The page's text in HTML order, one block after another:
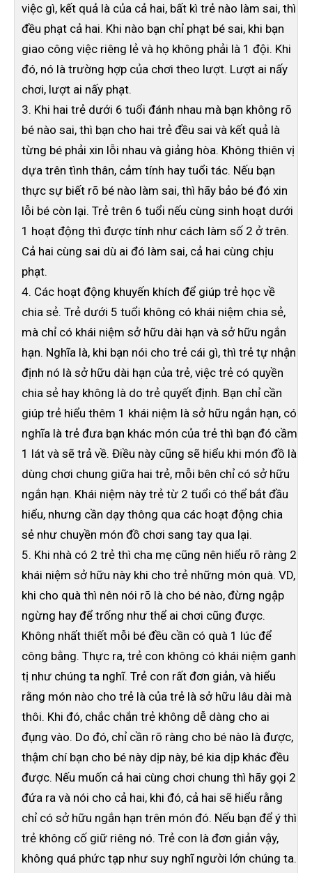
việc gì, kết quả là của cả hai, bất kì trẻ nào làm sai, thì
đều phạt cả hai. Khi nào bạn chỉ phạt bé sai, khi bạn
giao công việc riêng lẻ và họ không phải là 1 đội. Khi
đó, nó là trường hợp của chơi theo lượt. Lượt ai nấy
chơi, lượt ai nấy phạt.
3. Khi hai trẻ dưới 6 tuổi đánh nhau mà bạn không rõ
bé nào sai, thì bạn cho hai trẻ đều sai và kết quả là
từng bé phải xin lỗi nhau và giảng hòa. Không thiên vị
dựa trên tình thân, cảm tính hay tuổi tác. Nếu bạn
thực sự biết rõ bé nào làm sai, thì hãy bảo bé đó xin
lỗi bé còn lại. Trẻ trên 6 tuổi nếu cùng sinh hoạt dưới
1 hoạt động thì được tính như cách làm số 2 ở trên.
Cả hai cùng sai dù ai đó làm sai, cả hai cùng chịu
phạt.
4. Các hoạt động khuyến khích để giúp trẻ học về
chia sẻ. Trẻ dưới 5 tuổi không có khái niệm chia sẻ,
mà chỉ có khái niệm sở hữu dài hạn và sở hữu ngắn
hạn. Nghĩa là, khi bạn nói cho trẻ cái gì, thì trẻ tự nhận
định nó là sở hữu dài hạn của trẻ, việc trẻ có quyền
chia sẻ hay không là do trẻ quyết định. Bạn chỉ cần
giúp trẻ hiểu thêm 1 khái niệm là sở hữu ngắn hạn, có
nghĩa là trẻ đưa bạn khác món của trẻ thì bạn đó cầm
1 lát và sẽ trả về. Điều này cũng sẽ hiểu khi món đồ là
dùng chơi chung giữa hai trẻ, mỗi bên chỉ có sở hữu
ngắn hạn. Khái niệm này trẻ từ 2 tuổi có thể bắt đầu
hiểu, nhưng cần dạy thông qua các hoạt động chia
sẻ như chuyền món đồ chơi sang tay qua lại.
5. Khi nhà có 2 trẻ thì cha mẹ cũng nên hiểu rõ ràng 2
khái niệm sở hữu này khi cho trẻ những món quà. VD,
khi cho quà thì nên nói rõ là cho bé nào, đừng ngập
ngừng hay để trống như thể ai chơi cũng được.
Không nhất thiết mỗi bé đều cần có quà 1 lúc để
công bằng. Thực ra, trẻ con không có khái niệm ganh
tị như chúng ta nghĩ. Trẻ con rất đơn giản, và hiểu
rằng món nào cho trẻ là của trẻ là sở hữu lâu dài mà
thôi. Khi đó, chắc chắn trẻ không dễ dàng cho ai
đụng vào. Do đó, chỉ cần rõ ràng cho bé nào là được,
thậm chí bạn cho bé này dịp này, bé kia dịp khác đều
được. Nếu muốn cả hai cùng chơi chung thì hãy gọi 2
đứa ra và nói cho cả hai, khi đó, cả hai sẽ hiểu rằng
chỉ có sở hữu ngắn hạn trên món đó. Nếu bạn để ý thì
trẻ không cố giữ riêng nó. Trẻ con là đơn giản vậy,
không quá phức tạp như suy nghĩ người lớn chúng ta.